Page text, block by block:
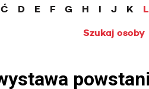
Ć D E F G H I J K L
Szukaj osoby